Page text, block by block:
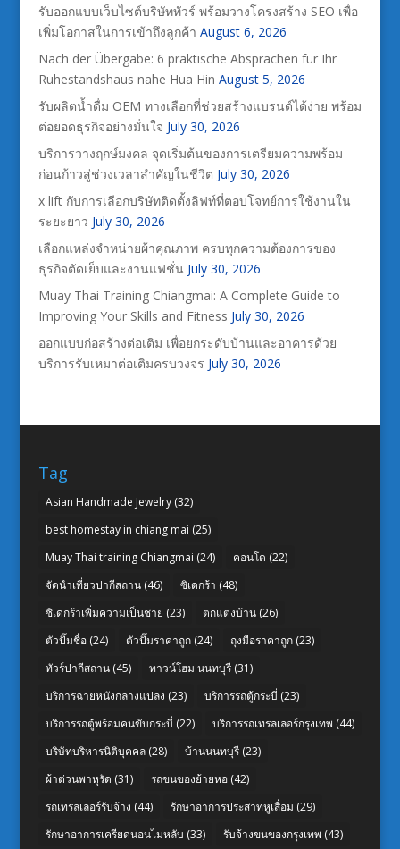
รับออกแบบเว็บไซต์บริษัททัวร์ พร้อมวางโครงสร้าง SEO เพื่อ
เพิ่มโอกาสในการเข้าถึงลูกค้า August 6, 2026
Nach der Übergabe: 6 praktische Absprachen für Ihr
Ruhestandshaus nahe Hua Hin August 5, 2026
รับผลิตน้ำดื่ม OEM ทางเลือกที่ช่วยสร้างแบรนด์ได้ง่าย พร้อม
ต่อยอดธุรกิจอย่างมั่นใจ July 30, 2026
บริการวางฤกษ์มงคล จุดเริ่มต้นของการเตรียมความพร้อม
ก่อนก้าวสู่ช่วงเวลาสำคัญในชีวิต July 30, 2026
x lift กับการเลือกบริษัทติดตั้งลิฟท์ที่ตอบโจทย์การใช้งานใน
ระยะยาว July 30, 2026
เลือกแหล่งจำหน่ายผ้าคุณภาพ ครบทุกความต้องการของ
ธุรกิจตัดเย็บและงานแฟชั่น July 30, 2026
Muay Thai Training Chiangmai: A Complete Guide to
Improving Your Skills and Fitness July 30, 2026
ออกแบบก่อสร้างต่อเติม เพื่อยกระดับบ้านและอาคารด้วย
บริการรับเหมาต่อเติมครบวงจร July 30, 2026
Tag
Asian Handmade Jewelry(32)
best homestay in chiang mai (25)
Muay Thai training Chiangmai (24) คอนโด (22)
จัดนำเที่ยวปากีสถาน(46) ซิเดกร้า (48)
ซิเดกร้าเพิ่มความเป็นชาย (23) ตกแต่งบ้าน(26)
ตัวปั๊มชื่อ(24) ตัวปั๊มราคาถูก(24) ถุงมือราคาถูก(23)
ทัวร์ปากีสถาน(45) ทาวน์โฮม นนทบุรี(31)
บริการฉายหนังกลางแปลง (23) บริการรถตู้กระบี่ (23)
บริการรถตู้พร้อมคนขับกระบี่ (22) บริการรถเทรลเลอร์กรุงเทพ (44)
บริษัทบริหารนิติบุคคล(28) บ้านนนทบุรี(23)
ผ้าต่วนพาหุรัด (31) รถขนของย้ายหอ(42)
รถเทรลเลอร์รับจ้าง (44) รักษาอาการประสาทหูเสื่อม (29)
รักษาอาการเครียดนอนไม่หลับ (33) รับจ้างขนของกรุงเทพ (43)